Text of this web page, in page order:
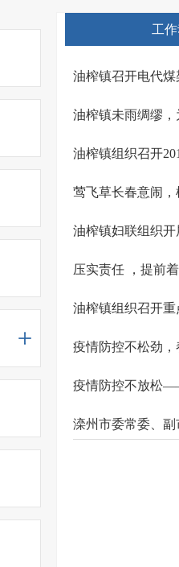
工
油榨镇召开电代
油榨镇未雨绸缪
油榨镇组织召开
莺飞草长春意闹
油榨镇妇联组织
压实责任 ，提前
油榨镇组织召开
疫情防控不松劲
疫情防控不放松
滦州市委常委、